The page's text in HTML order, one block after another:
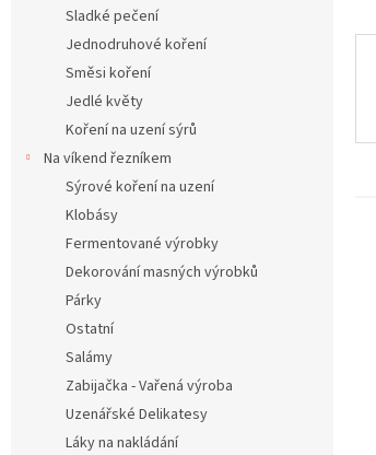
Sladké pečení
Jednodruhové koření
Směsi koření
Jedlé květy
Koření na uzení sýrů
Na víkend řezníkem
Sýrové koření na uzení
Klobásy
Fermentované výrobky
Dekorování masných výrobků
Párky
Ostatní
Salámy
Zabijačka - Vařená výroba
Uzenářské Delikatesy
Láky na nakládání